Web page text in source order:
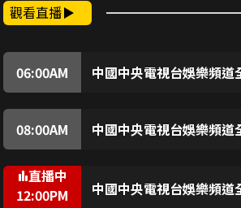
觀看直播
06:00AM 中國中央電視台娛樂頻道
08:00AM 中國中央電視台娛樂頻道
直播中
12:00PM 中國中央電視台娛樂頻道